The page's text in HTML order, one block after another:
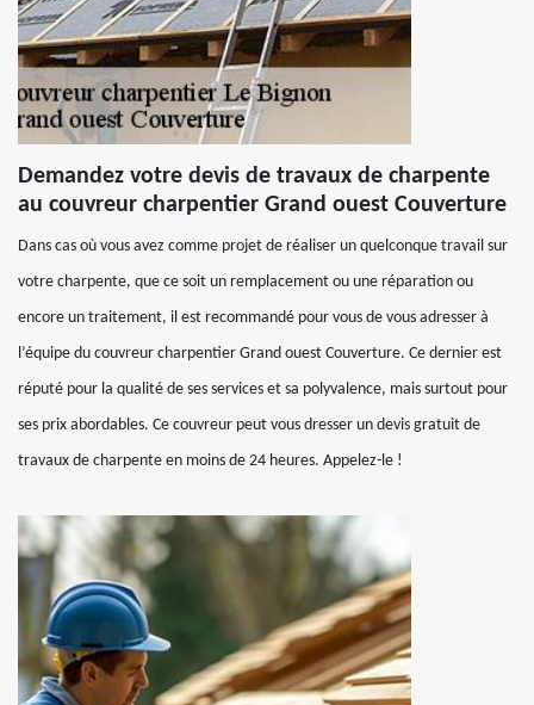
Demandez votre devis de travaux de charpente
au couvreur charpentier Grand ouest Couverture
Dans cas où vous avez comme projet de réaliser un quelconque travail sur
votre charpente, que ce soit un remplacement ou une réparation ou
encore un traitement, il est recommandé pour vous de vous adresser à
l’équipe du couvreur charpentier Grand ouest Couverture. Ce dernier est
réputé pour la qualité de ses services et sa polyvalence, mais surtout pour
ses prix abordables. Ce couvreur peut vous dresser un devis gratuit de
travaux de charpente en moins de 24 heures. Appelez-le !